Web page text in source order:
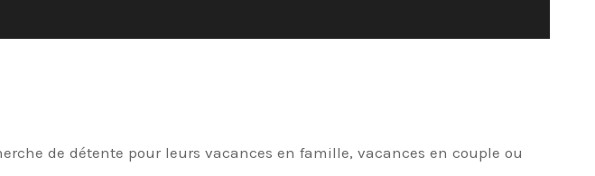
de détente pour leurs vacances en famille, vacances en couple ou